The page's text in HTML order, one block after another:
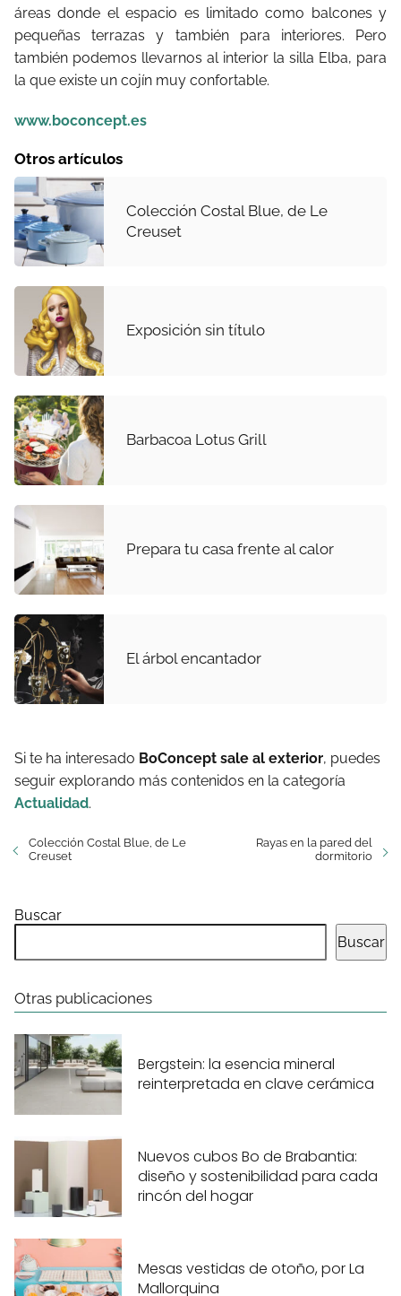
áreas donde el espacio es limitado como balcones y
pequeñas terrazas y también para interiores. Pero
también podemos llevarnos al interior la silla Elba, para
la que existe un cojín muy confortable.
www.boconcept.es
Otros artículos
Colección Costal Blue, de Le
Creuset
Exposición sin título
Barbacoa Lotus Grill
Prepara tu casa frente al calor
El árbol encantador
Si te ha interesado BoConcept sale al exterior, puedes
seguir explorando más contenidos en la categoría
Actualidad.
Colección Costal Blue, de Le
Creuset
Rayas en la pared del
dormitorio
Buscar
Buscar
Otras publicaciones
Bergstein: la esencia mineral
reinterpretada en clave cerámica
Nuevos cubos Bo de Brabantia:
diseño y sostenibilidad para cada
rincón del hogar
Mesas vestidas de otoño, por La
Mallorquina